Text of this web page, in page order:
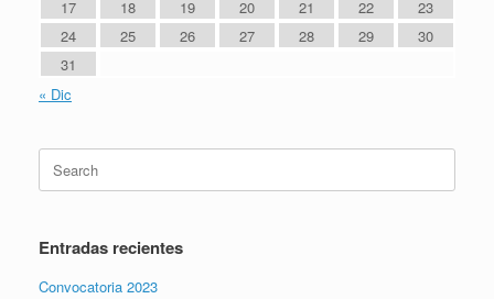
17
18 19 20 21 22
23
24
25 26 27 28 29
30
31
« Dic
Entradas recientes
Convocatoria 2023